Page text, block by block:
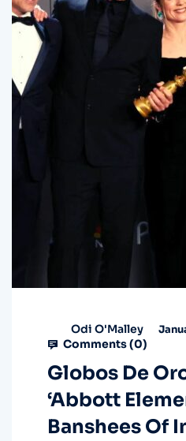
Odi O'Malley
Comments (0)
Globos De
‘Abbott
Banshees Of